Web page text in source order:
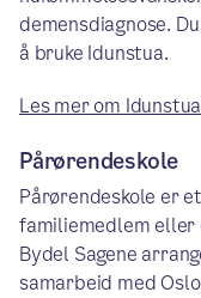
demensdiagnose.
å bruke Idunstua.
Les mer om Idunstua
Pårørendeskole
Pårørendeskole er
familiemedlem eller
Bydel Sagene
samarbeid med